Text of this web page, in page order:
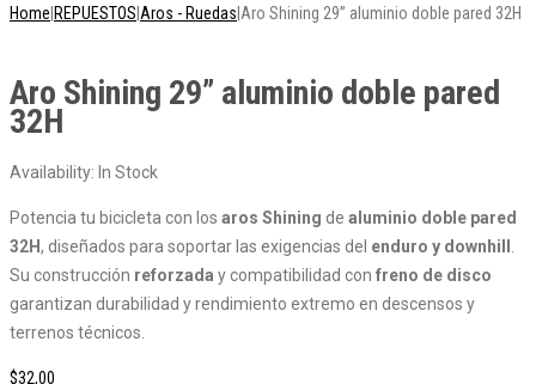
Home REPUESTOS Aros - Ruedas Aro Shining 29” aluminio doble pared 32H
Aro Shining 29” aluminio doble pared
32H
Availability: In Stock
Potencia tu bicicleta con los aros Shining de aluminio doble pared
32H, diseñados para soportar las exigencias del enduro y downhill .
Su construcción reforzada y compatibilidad con freno de disco
garantizan durabilidad y rendimiento extremo en descensos y
terrenos técnicos.
$32,00